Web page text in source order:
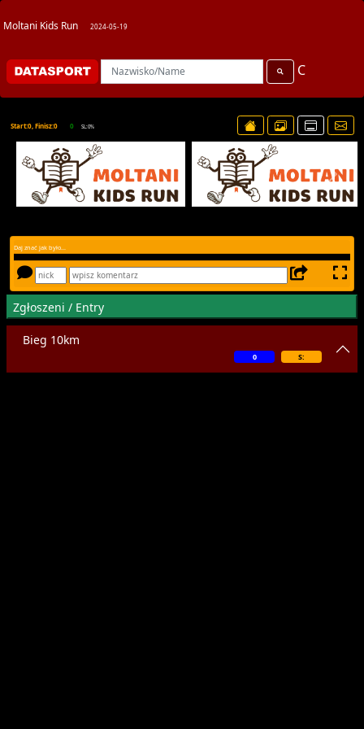
Moltani Kids Run 2024-05-19
C
Start:0, Finisz:0 0 SL:0%
Daj znać jak było...
Zgłoszeni / Entry
Bieg 10km
S:
0